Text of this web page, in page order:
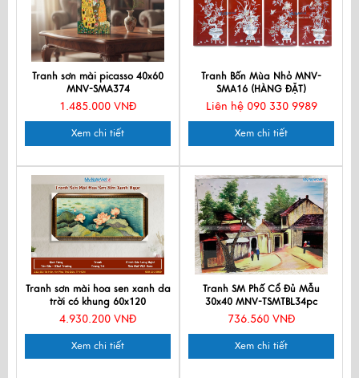
Tranh sơn mài picasso 40x60
MNV-SMA374
1.485.000 VNĐ
Xem chi tiết
Tranh Bốn Mùa Nhỏ MNV-
SMA16 (HÀNG ĐẶT)
Liên hệ 090 330 9989
Xem chi tiết
Tranh sơn mài hoa sen xanh da
trời có khung 60x120
TSM60120K-HSNX
4.930.200 VNĐ
Xem chi tiết
Tranh SM Phố Cổ Đủ Mẫu
30x40 MNV-TSMTBL34pc
736.560 VNĐ
Xem chi tiết